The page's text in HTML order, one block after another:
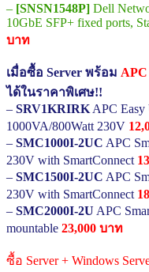
– [SNSN1548P] Dell
10GbE SFP+ fixed ports,
บาท
เมื่อซื้อ Server พร้อม
ได้ในราคาพิเศษ!!
– SRV1KRIRK APC
1000VA/800Watt 230V
– SMC1000I-2UC APC
230V with SmartConnect
– SMC1500I-2UC APC
230V with SmartConnect
– SMC2000I-2U APC
mountable 23,000 บาท
ซื้อ Server + Windows